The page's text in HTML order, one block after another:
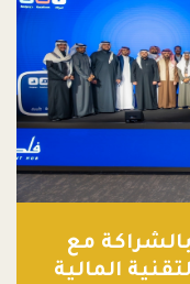
مع
المالية